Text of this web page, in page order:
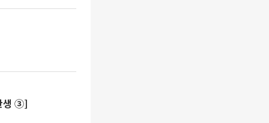
생 ③]